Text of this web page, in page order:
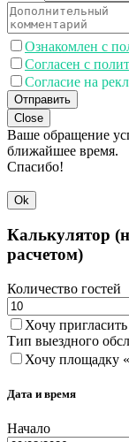
Ознакомлен с
Согласен с
Согласие на
Отправить
Close
Ваше обращение
ближайшее время.
Спасибо!
Ok
Калькулятор
расчетом)
Количество гостей
Хочу
Тип выездного
Хочу площадку
Дата и время
Начало